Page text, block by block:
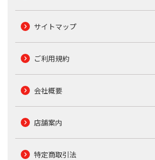
サイトマップ
ご利用規約
会社概要
店舗案内
特定商取引法